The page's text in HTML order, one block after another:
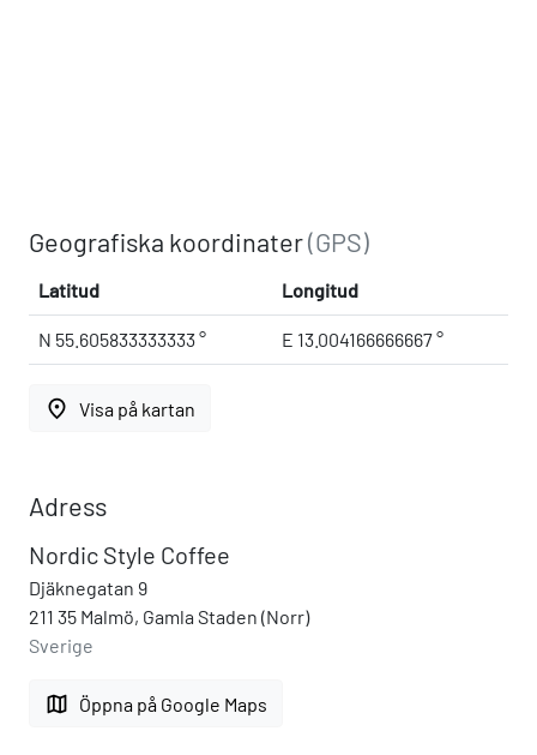
Geografiska koordinater(GPS)
Latitud Longitud
N 55.605833333333 ° E 13.004166666667 °
place Visa på kartan
Adress
Nordic Style Coffee
Djäknegatan 9
211 35 Malmö, Gamla Staden (Norr)
Sverige
map Öppna på Google Maps